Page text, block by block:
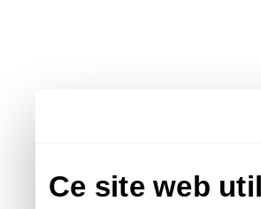
Ce site web